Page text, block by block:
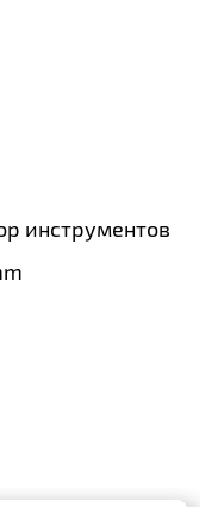
инструментов